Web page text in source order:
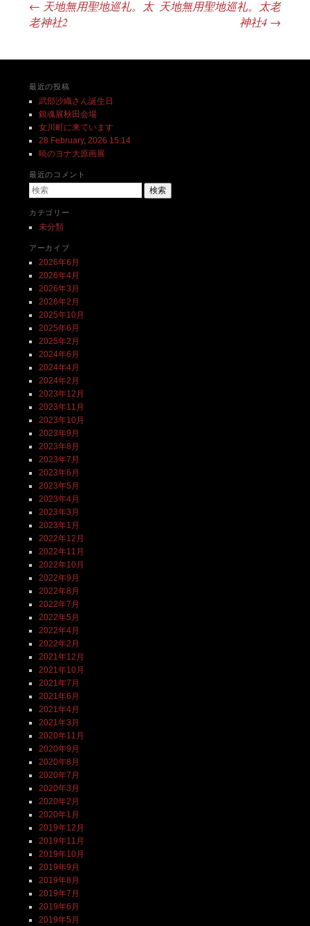
投稿ナビゲーション
← 天地無用聖地巡礼。太
老神社2
天地無用聖地巡礼。太老
神社4 →
最近の投稿
武部沙織さん誕生日
銀魂展秋田会場
女川町に来ています
28 February, 2026 15:14
暁のヨナ大原画展
最近のコメント
検索
カテゴリー
未分類
アーカイブ
2026年6月
2026年4月
2026年3月
2026年2月
2025年10月
2025年6月
2025年2月
2024年6月
2024年4月
2024年2月
2023年12月
2023年11月
2023年10月
2023年9月
2023年8月
2023年7月
2023年6月
2023年5月
2023年4月
2023年3月
2023年1月
2022年12月
2022年11月
2022年10月
2022年9月
2022年8月
2022年7月
2022年5月
2022年4月
2022年2月
2021年12月
2021年10月
2021年7月
2021年6月
2021年4月
2021年3月
2020年11月
2020年9月
2020年8月
2020年7月
2020年3月
2020年2月
2020年1月
2019年12月
2019年11月
2019年10月
2019年9月
2019年8月
2019年7月
2019年6月
2019年5月